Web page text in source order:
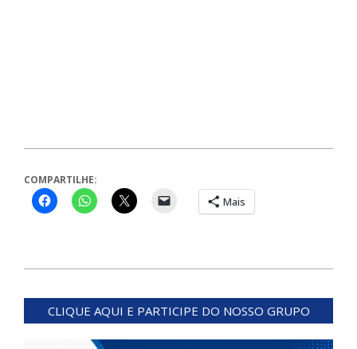
COMPARTILHE:
Mais
02-
CLIQUE AQUI E PARTICIPE DO NOSSO GRUPO